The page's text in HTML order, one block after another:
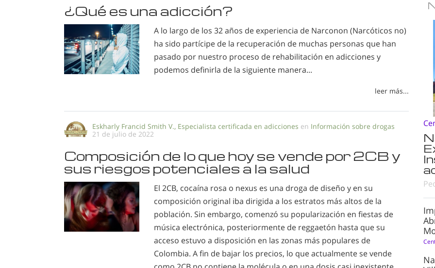
¿Qué es una adicción?
A lo largo de los 32 años de experiencia de Narconon (Narcóticos no)
ha sido partícipe de la recuperación de muchas personas que han
pasado por nuestro proceso de rehabilitación en adicciones y
podemos definirla de la siguiente manera...
leer más...
Eskharly Francid Smith V., Especialista certificada en adicciones en Información sobre drogas
21 de julio de 2022
Composición de lo que hoy se vende por 2CB y
sus riesgos potenciales a la salud
El 2CB, cocaína rosa o nexus es una droga de diseño y en su
composición original iba dirigida a los estratos más altos de la
población. Sin embargo, comenzó su popularización en fiestas de
música electrónica, posteriormente de reggaetón hasta que su
acceso estuvo a disposición en las zonas más populares de
Colombia. A fin de bajar los precios, lo que actualmente se vende